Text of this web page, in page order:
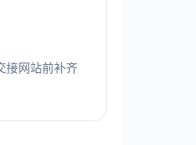
接网站前补齐